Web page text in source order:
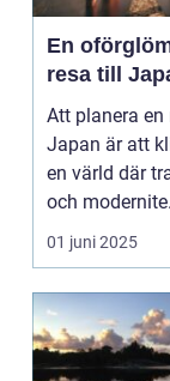
En
resa till
Att planera en
Japan är att
en värld där
och
01 juni 2025